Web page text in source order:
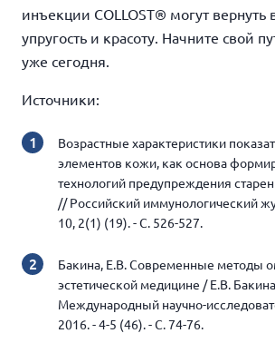
инъекции COLLOST® могут
упругость и красоту. Начните свой
уже сегодня.
Источники:
Возрастные характеристики
элементов кожи, как основа
технологий предупреждения
// Российский иммунологический
10, 2(1) (19). - С. 526-527.
Бакина, Е.В. Современные методы
эстетической медицине / Е.В.
Международный научно-
2016. - 4-5 (46). - С. 74-76.